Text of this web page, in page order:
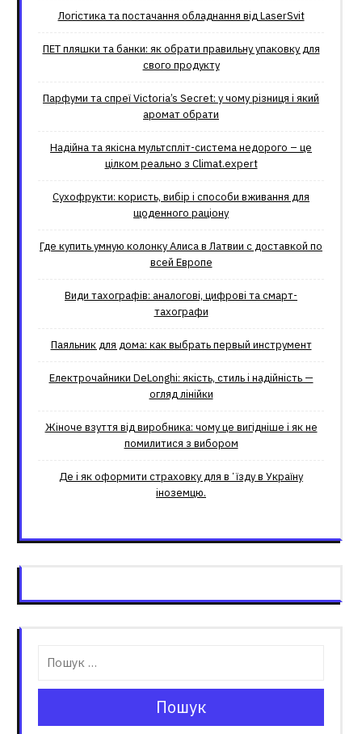
Логістика та постачання обладнання від LaserSvit
ПЕТ пляшки та банки: як обрати правильну упаковку для
свого продукту
Парфуми та спреї Victoria’s Secret: у чому різниця і який
аромат обрати
Надійна та якісна мультспліт-система недорого – це
цілком реально з Climat.еxpert
Сухофрукти: користь, вибір і способи вживання для
щоденного раціону
Где купить умную колонку Алиса в Латвии с доставкой по
всей Европе
Види тахографів: аналогові, цифрові та смарт-
тахографи
Паяльник для дома: как выбрать первый инструмент
Електрочайники DeLonghi: якість, стиль і надійність —
огляд лінійки
Жіноче взуття від виробника: чому це вигідніше і як не
помилитися з вибором
Де і як оформити страховку для вʼїзду в Україну
іноземцю.
Пошук